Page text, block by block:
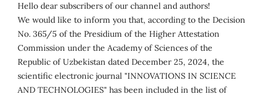
Hello dear subscribers of our channel and authors!
We would like to inform you that, according to the Decision
No. 365/5 of the Presidium of the Higher Attestation
Commission under the Academy of Sciences of the
Republic of Uzbekistan dated December 25, 2024, the
scientific electronic journal "INNOVATIONS IN SCIENCE
AND TECHNOLOGIES" has been included in the list of